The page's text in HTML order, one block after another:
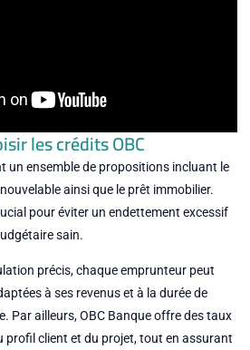
les crédits OBC
un ensemble de propositions incluant le
ainsi que le prêt immobilier.
pour éviter un endettement excessif
sain.
précis, chaque emprunteur peut
à ses revenus et à la durée de
Par ailleurs, OBC Banque offre des taux
client et du projet, tout en assurant